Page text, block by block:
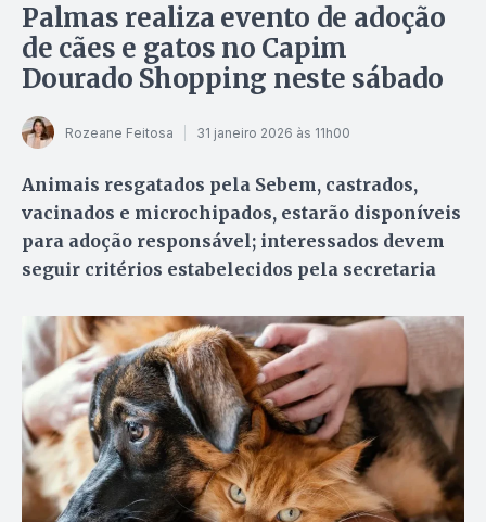
Palmas realiza evento de adoção
de cães e gatos no Capim
Dourado Shopping neste sábado
Rozeane Feitosa 31 janeiro 2026 às 11h00
Animais resgatados pela Sebem, castrados,
vacinados e microchipados, estarão disponíveis
para adoção responsável; interessados devem
seguir critérios estabelecidos pela secretaria